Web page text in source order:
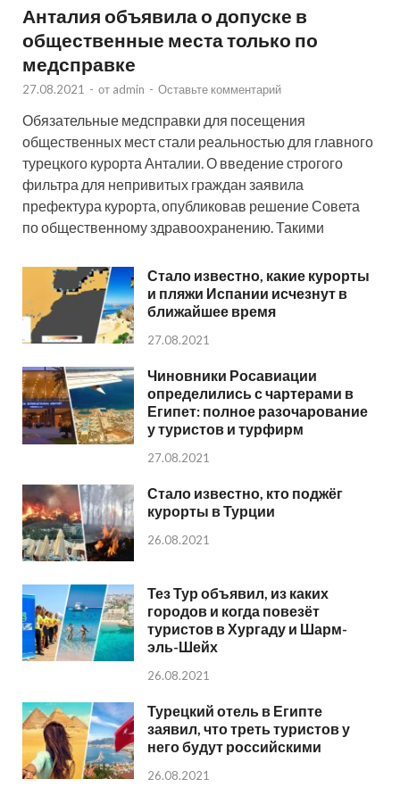
Анталия объявила о допуске в
общественные места только по
медсправке
27.08.2021 - от admin - Оставьте комментарий
Обязательные медсправки для посещения
общественных мест стали реальностью для главного
турецкого курорта Анталии. О введение строгого
фильтра для непривитых граждан заявила
префектура курорта, опубликовав решение Совета
по общественному здравоохранению. Такими
Стало известно, какие курорты
и пляжи Испании исчезнут в
ближайшее время
27.08.2021
Чиновники Росавиации
определились с чартерами в
Египет: полное разочарование
у туристов и турфирм
27.08.2021
Стало известно, кто поджёг
курорты в Турции
26.08.2021
Тез Тур объявил, из каких
городов и когда повезёт
туристов в Хургаду и Шарм-
эль-Шейх
26.08.2021
Турецкий отель в Египте
заявил, что треть туристов у
него будут российскими
26.08.2021